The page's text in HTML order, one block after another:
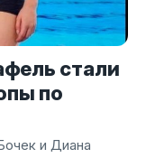
стали
по
и Диана